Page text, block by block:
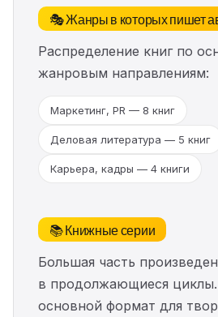
🎭 Жанры в которых пишет
Распределение книг по
жанровым направлениям:
Маркетинг, PR — 8 книг
Деловая литература — 5 книг
Карьера, кадры — 4 книги
📚 Книжные серии
Большая часть
в продолжающиеся
основной формат для